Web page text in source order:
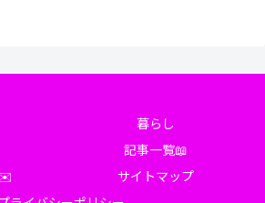
暮らし
記事一覧📖
✉️
サイトマップ